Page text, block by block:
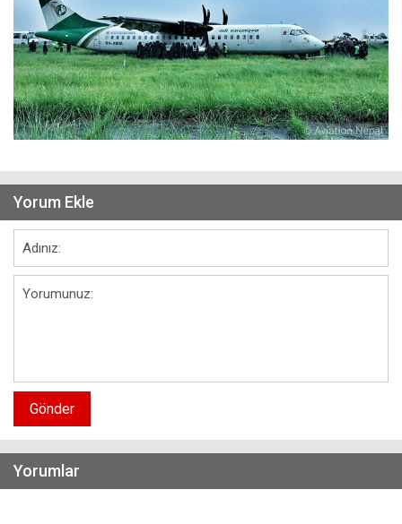
Yorum Ekle
Gönder
Yorumlar